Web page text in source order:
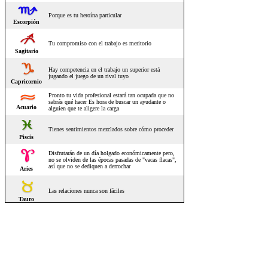
Escorpión
Porque es tu heroína particular
Sagitario
Tu compromiso con el trabajo es meritorio
Capricornio
Hay competencia en el trabajo un superior está
jugando el juego de un rival tuyo
Acuario
Pronto tu vida profesional estará tan ocupada que no
sabrás qué hacer Es hora de buscar un ayudante o
alguien que te aligere la carga
Piscis
Tienes sentimientos mezclados sobre cómo proceder
Aries
Disfrutarán de un día holgado económicamente pero,
no se olviden de las épocas pasadas de "vacas flacas",
así que no se dediquen a derrochar
Tauro
Las relaciones nunca son fáciles